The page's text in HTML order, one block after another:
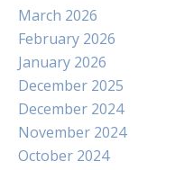
March 2026
February 2026
January 2026
December 2025
December 2024
November 2024
October 2024